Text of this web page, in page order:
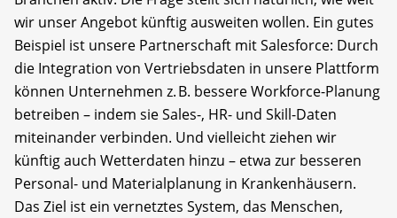
wir unser Angebot künftig ausweiten wollen. Ein gutes
Beispiel ist unsere Partnerschaft mit Salesforce: Durch
die Integration von Vertriebsdaten in unsere Plattform
können Unternehmen z. B. bessere Workforce-Planung
betreiben – indem sie Sales-, HR- und Skill-Daten
miteinander verbinden. Und vielleicht ziehen wir
künftig auch Wetterdaten hinzu – etwa zur besseren
Personal- und Materialplanung in Krankenhäusern.
Das Ziel ist ein vernetztes System, das Menschen,